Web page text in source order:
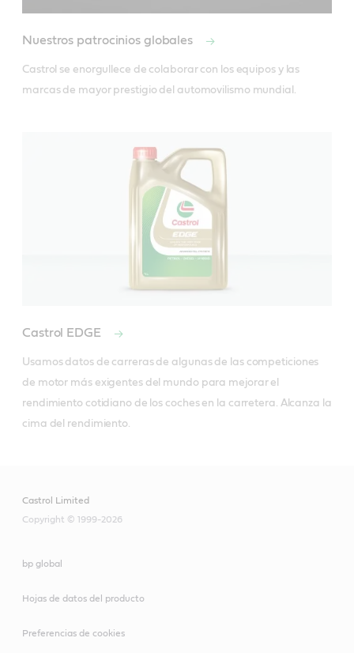
Nuestros patrocinios globales
Castrol se enorgullece de colaborar con los equipos y las
marcas de mayor prestigio del automovilismo mundial.
Castrol EDGE
Usamos datos de carreras de algunas de las competiciones
de motor más exigentes del mundo para mejorar el
rendimiento cotidiano de los coches en la carretera. Alcanza la
cima del rendimiento.
Castrol Limited
Copyright © 1999-2026
bp global
Hojas de datos del producto
Preferencias de cookies